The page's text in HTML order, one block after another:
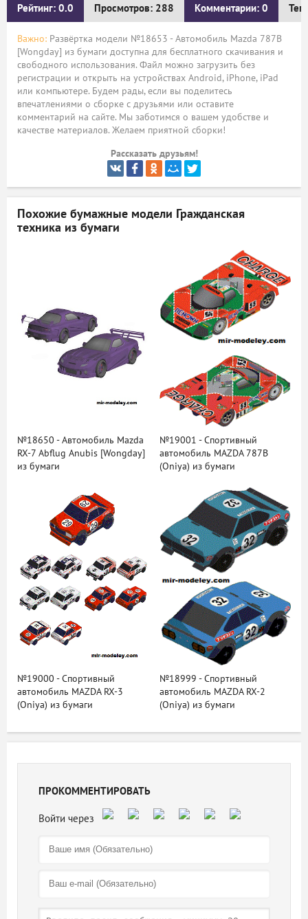
Рейтинг: 0.0 Просмотров: 288 Комментарии: 0
Важно: Развёртка модели №18653 - Автомобиль Mazda 787B
[Wongday] из бумаги доступна для бесплатного скачивания и
свободного использования. Файл можно загрузить без
регистрации и открыть на устройствах Android, iPhone, iPad
или компьютере. Будем рады, если вы поделитесь
впечатлениями о сборке с друзьями или оставите
комментарий на сайте. Мы заботимся о вашем удобстве и
качестве материалов. Желаем приятной сборки!
Рассказать друзьям!
Похожие бумажные модели Гражданская
техника из бумаги
№18650 - Автомобиль Mazda
RX-7 Abflug Anubis [Wongday]
из бумаги
№19001 - Спортивный
автомобиль MAZDA 787B
(Oniya) из бумаги
№19000 - Спортивный
автомобиль MAZDA RX-3
(Oniya) из бумаги
№18999 - Спортивный
автомобиль MAZDA RX-2
(Oniya) из бумаги
ПРОКОММЕНТИРОВАТЬ